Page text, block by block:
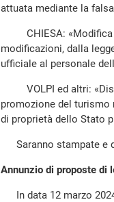
attuata mediante la
CHIESA: «Modifica
modificazioni, dalla
ufficiale al personale
VOLPI ed altri:
promozione del
di proprietà dello Stato
Saranno stampate e
Annunzio di proposte di
In data 12 marzo